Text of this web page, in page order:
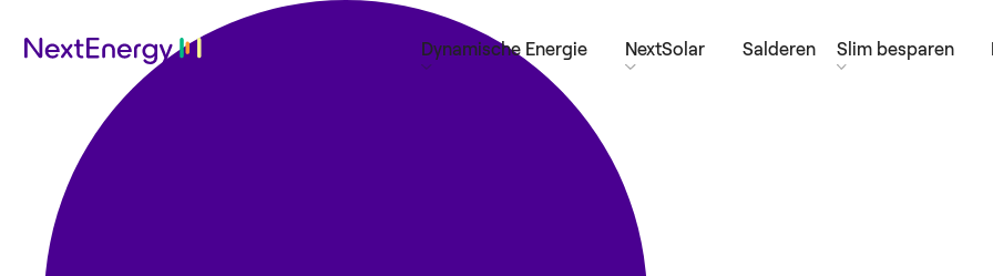
Dynamische Energie NextSolar Salderen Slim besparen